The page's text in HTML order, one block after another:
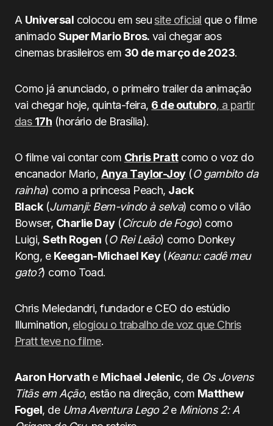
A Universal colocou em seu site oficial que o filme
animado Super Mario Bros. vai chegar aos
cinemas brasileiros em 30 de março de 2023.
Como já anunciado, o primeiro trailer da animação
vai chegar hoje, quinta-feira, 6 de outubro, a partir
das 17h (horário de Brasília).
O filme vai contar com Chris Prattcomo o voz do
encanador Mario, Anya Taylor-Joy(O gambito da
rainha) como a princesa Peach, Jack
Black(Jumanji: Bem-vindo à selva) como o vilão
Bowser, Charlie Day(Círculo de Fogo) como
Luigi,Seth Rogen (O Rei Leão) como Donkey
Kong, e Keegan-Michael Key(Keanu: cadê meu
gato?) como Toad.
Chris Meledandri, fundador e CEO do estúdio
Illumination, elogiou o trabalho de voz que Chris
Pratt teve no filme.
Aaron Horvathe Michael Jelenic, de Os Jovens
Titãs em Ação, estão na direção, com Matthew
Fogel, de Uma Aventura Lego 2e Minions 2: A